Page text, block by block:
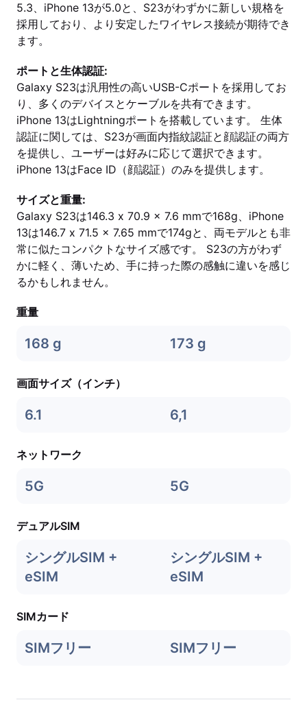
5.3、iPhone 13が5.0と、S23がわずかに新しい規格を
採用しており、より安定したワイヤレス接続が期待でき
ます。
ポートと生体認証:
Galaxy S23は汎用性の高いUSB-Cポートを採用してお
り、多くのデバイスとケーブルを共有できます。
iPhone 13はLightningポートを搭載しています。 生体
認証に関しては、S23が画面内指紋認証と顔認証の両方
を提供し、ユーザーは好みに応じて選択できます。
iPhone 13はFace ID（顔認証）のみを提供します。
サイズと重量:
Galaxy S23は146.3 x 70.9 x 7.6 mmで168g、iPhone
13は146.7 x 71.5 x 7.65 mmで174gと、両モデルとも非
常に似たコンパクトなサイズ感です。 S23の方がわず
かに軽く、薄いため、手に持った際の感触に違いを感じ
るかもしれません。
重量
168 g 173 g
画面サイズ（インチ）
6.1 6,1
ネットワーク
5G 5G
デュアルSIM
シングルSIM +
eSIM
シングルSIM +
eSIM
SIMカード
SIMフリー SIMフリー